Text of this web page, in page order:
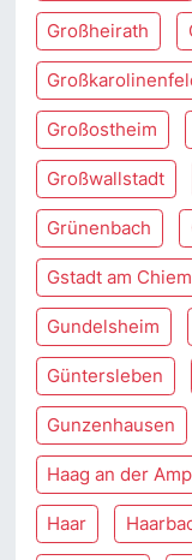
Großheirath
Großostheim
Großwallstadt
Grünenbach
Gstadt am
Gundelsheim
Güntersleben
Gunzenhausen
Haag an der
Haar